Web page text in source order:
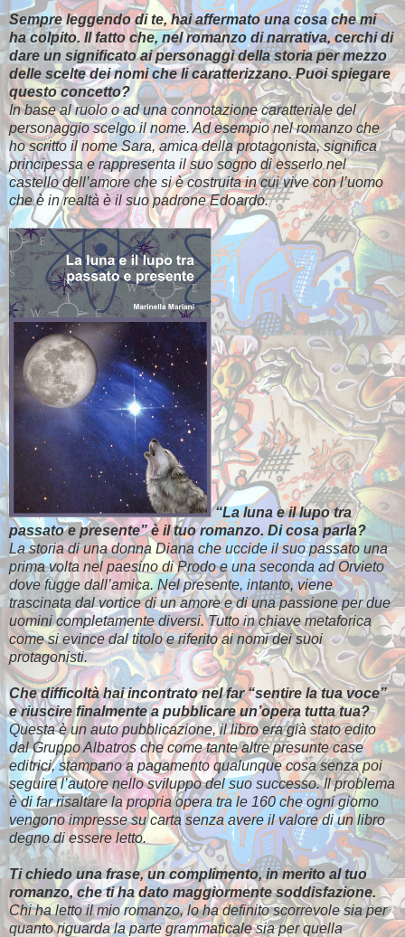
Sempre leggendo di te, hai affermato una cosa che mi
ha colpito. Il fatto che, nel romanzo di narrativa, cerchi di
dare un significato ai personaggi della storia per mezzo
delle scelte dei nomi che li caratterizzano. Puoi spiegare
questo concetto?
In base al ruolo o ad una connotazione caratteriale del
personaggio scelgo il nome. Ad esempio nel romanzo che
ho scritto il nome Sara, amica della protagonista, significa
principessa e rappresenta il suo sogno di esserlo nel
castello dell’amore che si è costruita in cui vive con l’uomo
che è in realtà è il suo padrone Edoardo.
“La luna e il lupo tra
passato e presente” è il tuo romanzo. Di cosa parla?
La storia di una donna Diana che uccide il suo passato una
prima volta nel paesino di Prodo e una seconda ad Orvieto
dove fugge dall’amica. Nel presente, intanto, viene
trascinata dal vortice di un amore e di una passione per due
uomini completamente diversi. Tutto in chiave metaforica
come si evince dal titolo e riferito ai nomi dei suoi
protagonisti.
Che difficoltà hai incontrato nel far “sentire la tua voce”
e riuscire finalmente a pubblicare un’opera tutta tua?
Questa è un auto pubblicazione, il libro era già stato edito
dal Gruppo Albatros che come tante altre presunte case
editrici, stampano a pagamento qualunque cosa senza poi
seguire l’autore nello sviluppo del suo successo. Il problema
è di far risaltare la propria opera tra le 160 che ogni giorno
vengono impresse su carta senza avere il valore di un libro
degno di essere letto.
Ti chiedo una frase, un complimento, in merito al tuo
romanzo, che ti ha dato maggiormente soddisfazione.
Chi ha letto il mio romanzo, lo ha definito scorrevole sia per
quanto riguarda la parte grammaticale sia per quella